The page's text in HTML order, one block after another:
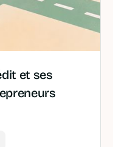
et ses